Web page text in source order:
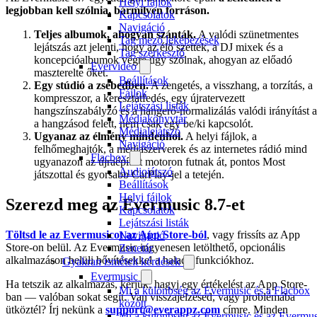
Kapcsolatok
Navigáció
Tag mező leképezések
Tag szerkesztő
Evervideo
Beállítások
Fájlok
Lejátszási listák
Médiakönyvtár
Médialejátszó
Navigáció
Flacbox
Audiojátszó
Beállítások
Helyi fájlok
Kapcsolatok
Lejátszási listák
Navigáció
Zenetár
Gyakran ismételt kérdések
Evermusic
Mi a különbség az Evermusic és a Flacbox
között
legjobban kell szólnia, bármilyen forráson.
Teljes albumok, ahogyan szánták. A valódi szünetmentes
lejátszás azt jelenti, hogy az élő szettek, a DJ mixek és a
koncepcióalbumok végre úgy szólnak, ahogyan az előadó
maszterelte őket.
Egy stúdió a zsebedben.A zengetés, a visszhang, a torzítás, a
kompresszor, a keresztátfedés, egy újratervezett
hangszínszabályzó és a hangerő-normalizálás valódi irányítást
a hangzásod felett, nem csak egy be/ki kapcsolót.
Ugyanaz az élmény mindenhol. A helyi fájlok, a
felhőmeghajtók, a médiaszerverek és az internetes rádió mind
ugyanazon az újraépített motoron futnak át, pontos Most
játszottal és gyorsabb CarPlay-jel a tetején.
Szerezd meg az Evermusic 8.7-et
Töltsd le az Evermusicot az App Store-ból, vagy frissíts az App
Store-on belül. Az Evermusic ingyenesen letölthető, opcionális
alkalmazáson belüli bővítésekkel a haladó funkciókhoz.
Ha tetszik az alkalmazás, kérjük, hagyj egy értékelést az App Store-
ban — valóban sokat segít. Van visszajelzésed, vagy problémába
ütköztél? Írj nekünk a support@everappz.com címre. Minden